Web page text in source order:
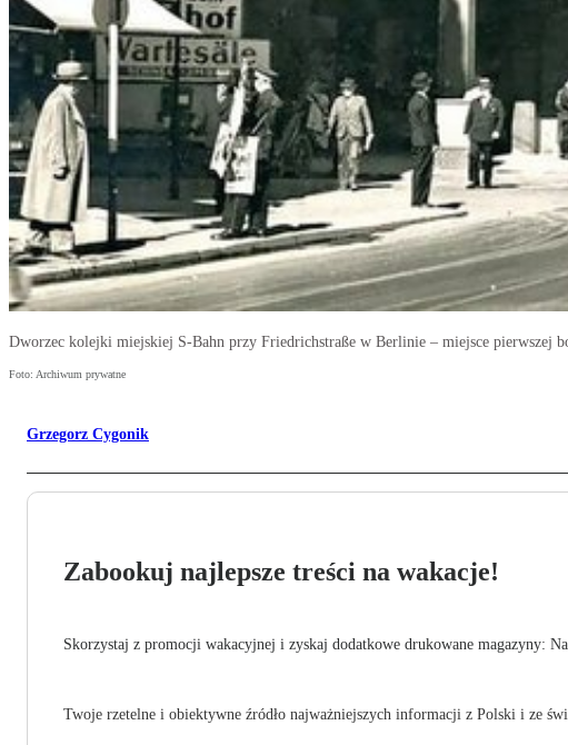
Dworzec kolejki miejskiej S-Bahn przy Friedrichstraße w Berlinie – miejsce pierwszej
Foto: Archiwum prywatne
Grzegorz Cygonik
Zabookuj najlepsze treści na wakacje!
Skorzystaj z promocji wakacyjnej i zyskaj dodatkowe drukowane magazyny:
Twoje rzetelne i obiektywne źródło najważniejszych informacji z Polski i ze